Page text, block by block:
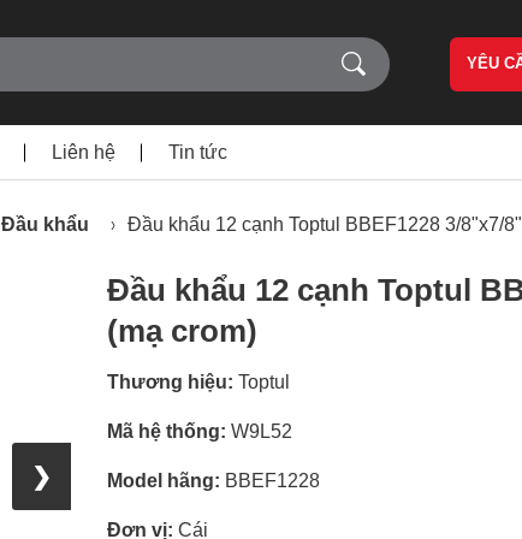
YÊU
Liên hệ Tin tức
Đầu khẩu Đầu khẩu 12 cạnh Toptul BBEF1228 3/8"x7/
❯
Đầu khẩu 12 cạnh Toptul
(mạ crom)
Thương hiệu: Toptul
Mã hệ thống: W9L52
Model hãng: BBEF1228
Đơn vị: Cái